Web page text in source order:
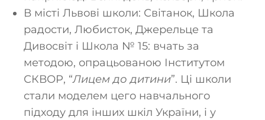
В місті Львові школи: Світанок, Школа
радости, Любисток, Джерельце та
Дивосвіт і Школа № 15: вчать за
методою, опрацьованою Інститутом
СКВОР, “Лицем до дитини”. Ці школи
стали моделем цего навчального
підходу для інших шкіл України, і у